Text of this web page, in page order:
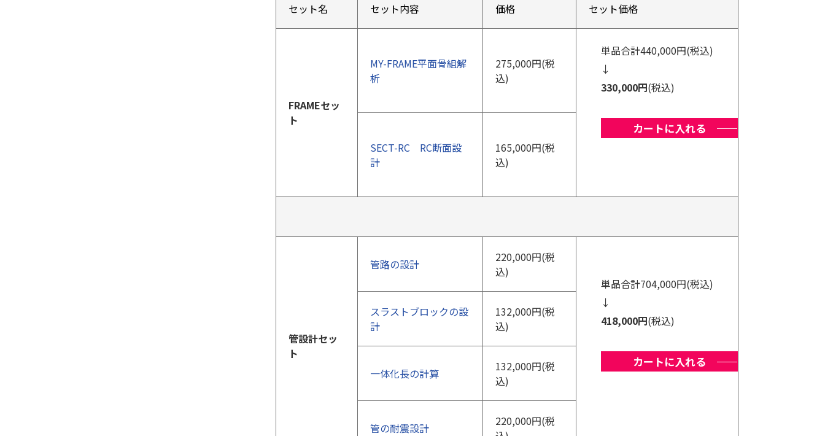
セット名 セット内容 価格 セット価格
FRAMEセッ
ト
MY-FRAME平面骨組解
析
275,000円(税
込)
単品合計440,000円(税込)
↓
330,000円(税込)
カートに入れる
SECT-RC RC断面設
計
165,000円(税
込)
管設計セッ
ト
管路の設計
220,000円(税
込)
単品合計704,000円(税込)
↓
418,000円(税込)
カートに入れる
スラストブロックの設
計
132,000円(税
込)
一体化長の計算
132,000円(税
込)
管の耐震設計
220,000円(税